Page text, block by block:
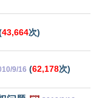
43,664次)
9/16 (62,178次)